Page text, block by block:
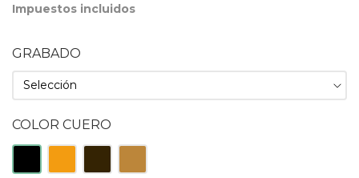
Impuestos incluidos
GRABADO
COLOR CUERO
Negro NaranjaMarrón Natural